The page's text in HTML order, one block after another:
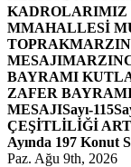
KADROLARIMIZ
MMAHALLESİ
TOPRAK
MESAJI
BAYRAMI
ZAFER
MESAJISayı-115
ÇEŞİTLİLİĞİ
Ayında 197 Konut
Paz. Ağu 9th, 2026